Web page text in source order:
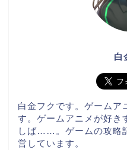
白
白金フクです。ゲームア
す。ゲームアニメが好き
しば……。ゲームの攻略
営しています。